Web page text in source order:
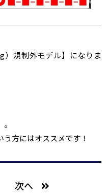
）規制外モデル】になりま
方にはオススメです！
次へ